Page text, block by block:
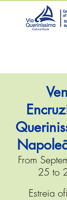
From
25 to
Estreia